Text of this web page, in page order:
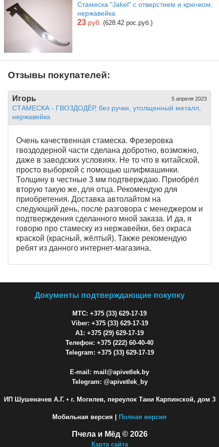
Стамеска "Jakel" с отверстием и крючком,
нержавейка
23 руб. (628.42 рос.руб.)
Отзывы покупателей:
Игорь 5 апреля 2023
СТАМЕСКА - ГВОЗДОДЁР, без ручки, утолщенный металл,
нержавейка
Очень качественная стамеска. Фрезеровка
гвоздодерной части сделана добротно, возможно,
даже в заводских условиях. Не то что в китайской,
просто выборкой с помощью шлифмашинки.
Толщину в честные 3 мм подтверждаю. Приобрёл
вторую такую же, для отца. Рекомендую для
приобретения. Доставка автолайтом на
следующий день, после разговора с менеджером и
подтверждения сделанного мной заказа. И да, я
говорю про стамеску из нержавейки, без окраса
краской (красный, жёлтый). Также рекомендую
ребят из данного интернет-магазина.
Документы подтверждающие покупку
МТС: +375 (33) 629-17-19
Viber: +375 (33) 629-17-19
A1: +375 (29) 629-17-19
Телефон: +375 (222) 60-40-40
Telegram: +375 (33) 629-17-19
E-mail: mail@apivetlek.by
Telegram: @apivetlek_by
ИП Шушеначев А.Г. • г. Могилев, переулок Тани Карпинской, дом 3
Мобильная версия | Полная версия
Пчела и Мёд © 2026
Карта сайта